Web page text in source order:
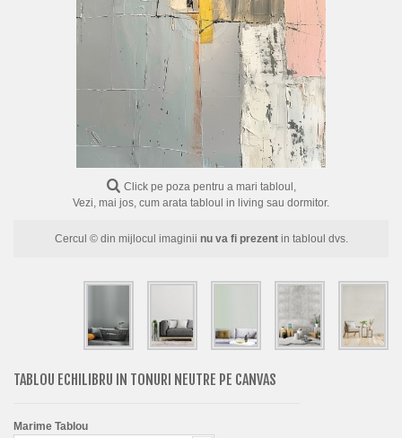
Click pe poza pentru a mari tabloul,
Vezi, mai jos, cum arata tabloul in living sau dormitor.
Cercul © din mijlocul imaginii nu va fi prezentin tabloul dvs.
TABLOU ECHILIBRU IN TONURI NEUTRE PE CANVAS
Marime Tablou